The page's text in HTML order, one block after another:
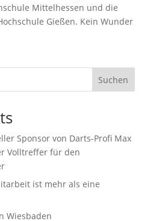
Mittelhessen und die
Gießen. Kein Wunder
Suchen
Sponsor von Darts-Profi Max
Volltreffer für den
ist mehr als eine
Wiesbaden